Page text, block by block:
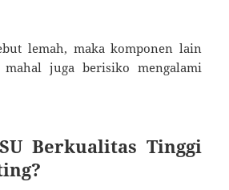
lemah, maka komponen lain
juga berisiko mengalami
Berkualitas Tinggi